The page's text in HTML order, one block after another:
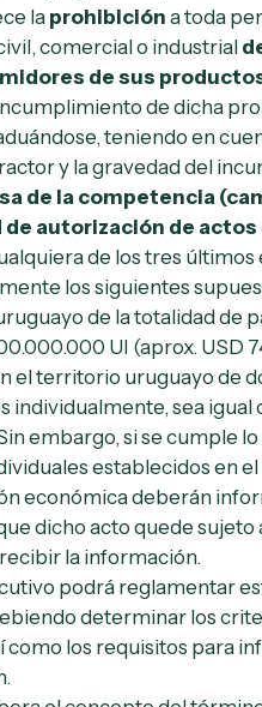
la prohibición a toda
comercial o industrial
de sus
de dicha
teniendo en
y la gravedad del
de la competencia
autorización de
de los tres
los siguientes
de la totalidad de
UI (aprox. USD
el territorio uruguayo de
individualmente, sea igual
embargo, si se cumple
establecidos en
económica deberán
dicho acto quede sujeto
la información.
podrá reglamentar
determinar los
como los requisitos para